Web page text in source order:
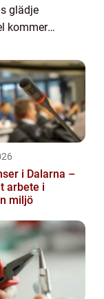
glädje
kommer
är och
i Dalarna –
arbete i
miljö